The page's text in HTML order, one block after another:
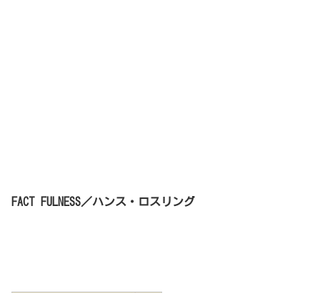
FACT FULNESS／ハンス・ロスリング